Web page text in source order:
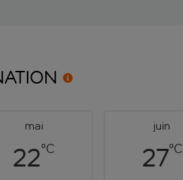
mai
22°C
juin
27°C